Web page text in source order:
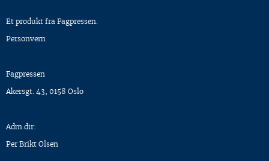
Et produkt fra Fagpressen.
Personvern
Fagpressen
Akersgt. 43, 0158 Oslo
Adm.dir:
Per Brikt Olsen